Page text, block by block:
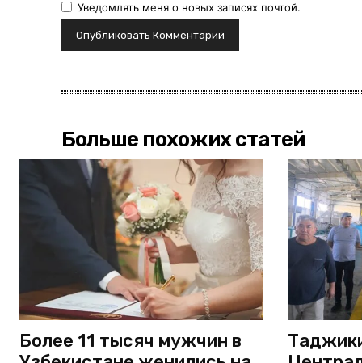
Уведомлять меня о новых записях почтой.
Больше похожих статей
Более 11 тысяч мужчин в